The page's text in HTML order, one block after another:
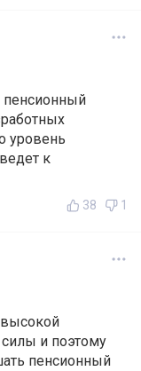
пенсионный
уровень
к
38 1
и поэтому
пенсионный